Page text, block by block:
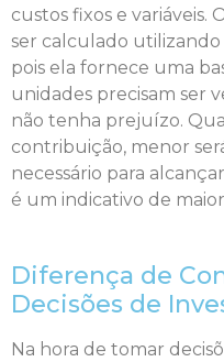
custos fixos e
ser calculado
pois ela fornece uma
unidades precisam ser
não tenha prejuízo.
contribuição, menor
necessário para
é um indicativo de
Diferença de
Decisões de
Na hora de tomar